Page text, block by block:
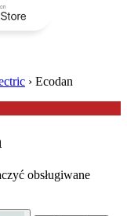
› Ecodan
obsługiwane